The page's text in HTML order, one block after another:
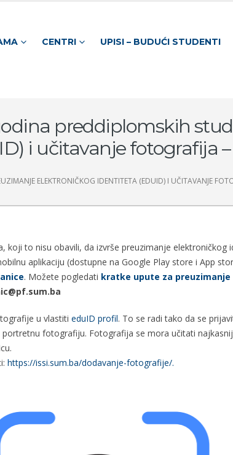
CENTRI UPISI – BUDUĆI STUDENTI
preddiplomskih
i učitavanje fotografija –
ELEKTRONIČKOG IDENTITETA (EDUID) I UČITAVANJE
koji to nisu obavili, da izvrše preuzimanje elektroničkog
aplikaciju (dostupne na Google Play store i App
. Možete pogledati kratke upute za
u vlastiti eduID profil. To se radi tako da se
portretnu fotografiju. Fotografija se mora učitati
https://issi.sum.ba/dodavanje-fotografije/.